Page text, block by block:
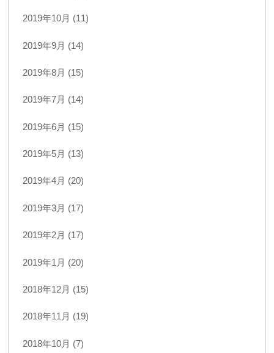
2019年10月 (11)
2019年9月 (14)
2019年8月 (15)
2019年7月 (14)
2019年6月 (15)
2019年5月 (13)
2019年4月 (20)
2019年3月 (17)
2019年2月 (17)
2019年1月 (20)
2018年12月 (15)
2018年11月 (19)
2018年10月 (7)